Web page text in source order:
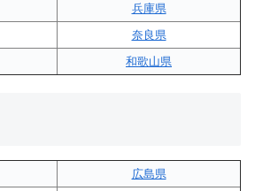
兵庫県
奈良県
和歌山県
広島県